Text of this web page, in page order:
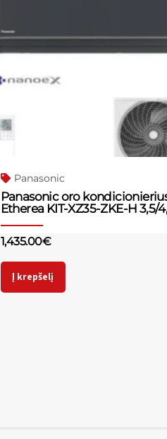
Panasonic
Panasonic oro
Etherea KIT-XZ35-ZKE-H 3,5/
1,435.00€
Į krepšelį